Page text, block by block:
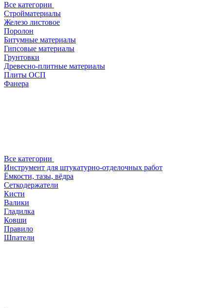
Все категории
Стройматериалы
Железо листовое
Поролон
Битумные материалы
Гипсовые материалы
Грунтовки
Древесно-плитные материалы
Плиты ОСП
Фанера
Все категории
Инструмент для штукатурно-отделочных работ
Ёмкости, тазы, вёдра
Сеткодержатели
Кисти
Валики
Гладилка
Ковши
Правило
Шпатели